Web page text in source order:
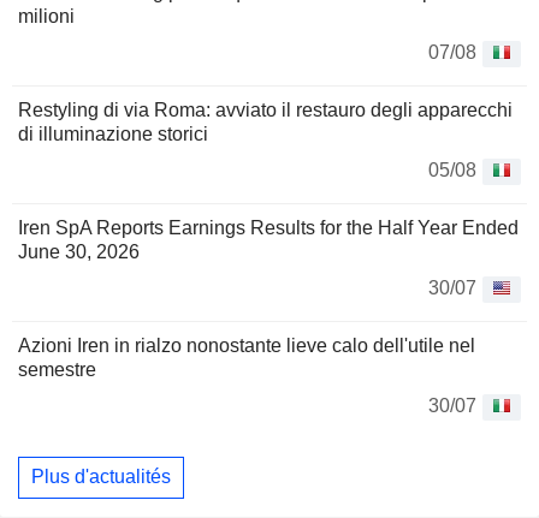
milioni
07/08
Restyling di via Roma: avviato il restauro degli apparecchi
di illuminazione storici
05/08
Iren SpA Reports Earnings Results for the Half Year Ended
June 30, 2026
30/07
Azioni Iren in rialzo nonostante lieve calo dell'utile nel
semestre
30/07
Plus d'actualités